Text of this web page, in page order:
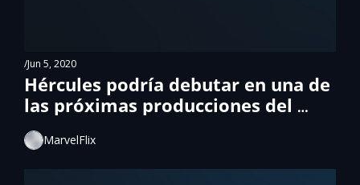
/Jun 5, 2020
Hércules podría debutar en una de
las próximas producciones del
MCU.
MarvelFlix